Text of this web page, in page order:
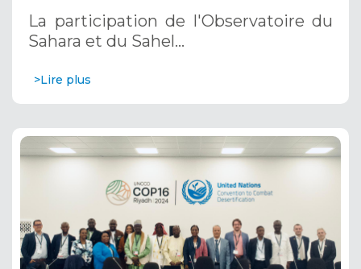
Saoudite
La participation de l'Observatoire du
Sahara et du Sahel…
>Lire plus